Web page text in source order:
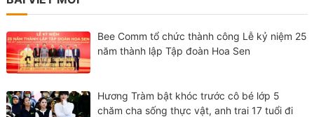
Bee Comm tổ chức thành công Lễ kỷ niệm 25
năm thành lập Tập đoàn Hoa Sen
Hương Tràm bật khóc trước cô bé lớp 5
chăm cha sống thực vật, anh trai 17 tuổi đi